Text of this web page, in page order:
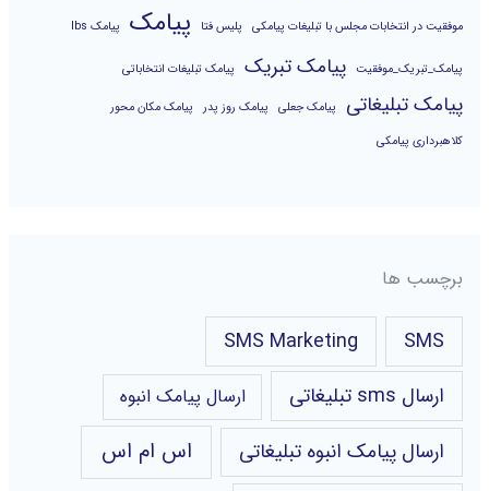
موفقیت در انتخابات مجلس با تبلیغات پیامکی پلیس فتا پیامک پیامک lbs
پیامک_تبریک_موفقیت پیامک تبریک پیامک تبلیغات انتخاباتی
پیامک تبلیغاتی پیامک جعلی پیامک روز پدر پیامک مکان محور
کلاهبرداری پیامکی
برچسب ها
SMS
SMS Marketing
ارسال sms تبلیغاتی
ارسال پیامک انبوه
ارسال پیامک انبوه تبلیغاتی اس ام اس